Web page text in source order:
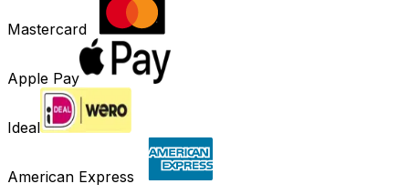
Mastercard
Apple Pay
Ideal
American Express